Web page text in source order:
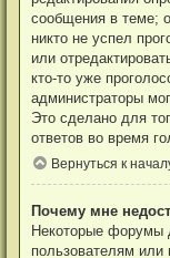
сообщения в теме;
никто не успел
или
кто-то уже
администраторы
Это сделано для
ответов во время
Вернуться к
Почему мне
Некоторые форумы
пользователям или